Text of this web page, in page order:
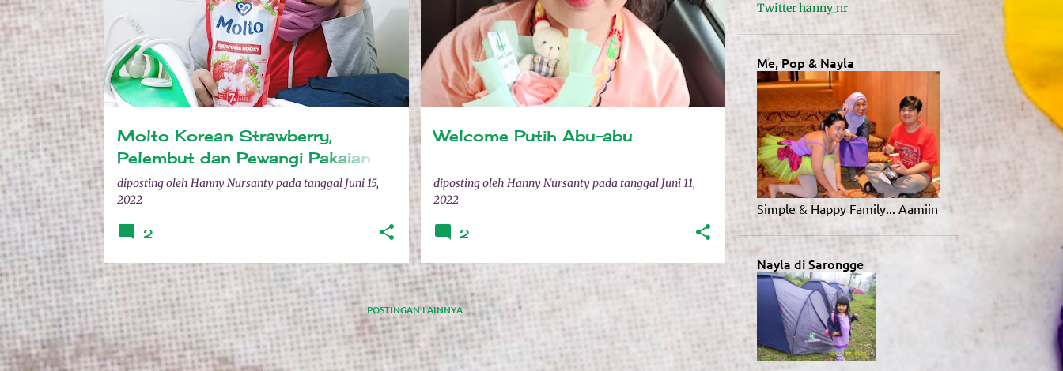
Molto Korean Strawberry,
Pelembut dan Pewangi Pakaian
Paling Fresh
diposting oleh Hanny Nursantypada tanggal Juni 15,
2022
REVIEW PRODUK
2
Welcome Putih Abu-abu
diposting oleh Hanny Nursantypada tanggal Juni 11,
2022
2
POSTINGAN LAINNYA
November 2023
Oktober 2023
September 2023
Juli 2023 3
Juni 2023 2
Mei 2023 1
April 2023
Januari 2023
2022
Desember 2022
Twitter hanny_nr
Me, Pop & Nayla
Simple & Happy Family... Aamiin
Nayla di Sarongge